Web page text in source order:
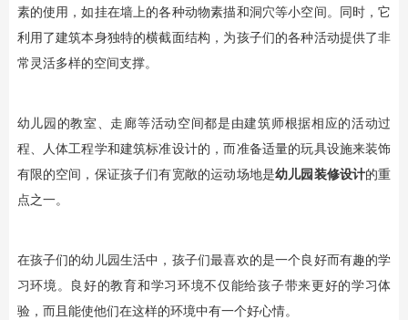
素的使用，如挂在墙上的各种动物素描和洞穴等小空间。同时，它
利用了建筑本身独特的横截面结构，为孩子们的各种活动提供了非
常灵活多样的空间支撑。
幼儿园的教室、走廊等活动空间都是由建筑师根据相应的活动过
程、人体工程学和建筑标准设计的，而准备适量的玩具设施来装饰
有限的空间，保证孩子们有宽敞的运动场地是幼儿园装修设计的重
点之一。
在孩子们的幼儿园生活中，孩子们最喜欢的是一个良好而有趣的学
习环境。良好的教育和学习环境不仅能给孩子带来更好的学习体
验，而且能使他们在这样的环境中有一个好心情。